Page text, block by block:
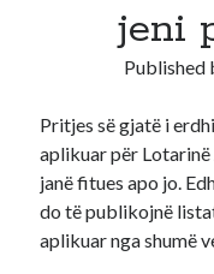
Aplikoni Online
Shërbim
Ahmed Mohamed Alion
dollar aplikimi
Ahmed Mohamed Alion
dollar aplikimi
jeni
Published
Pritjes së gjatë i
aplikuar për Lotarinë
janë fitues apo jo.
do të publikojnë
aplikuar nga shumë